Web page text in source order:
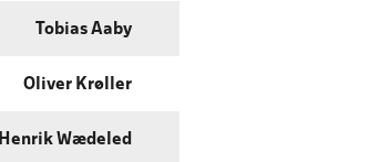
Tobias Aaby
Oliver Krøller
Henrik Wædeled